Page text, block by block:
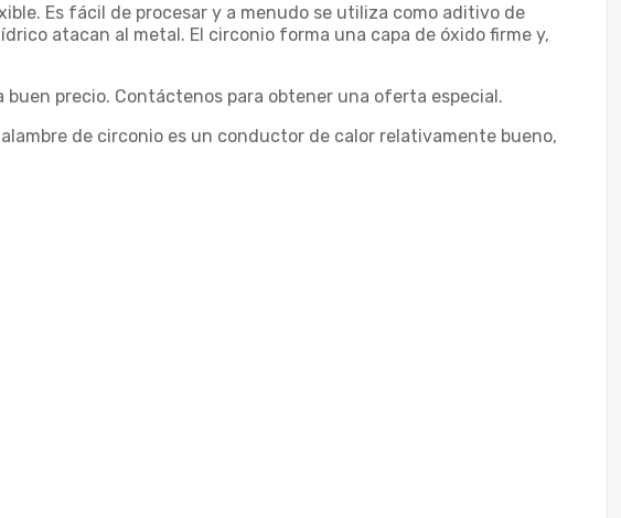
Es fácil de procesar y a menudo se utiliza como aditivo de
atacan al metal. El circonio forma una capa de óxido firme y,
buen precio. Contáctenos para obtener una oferta especial.
de circonio es un conductor de calor relativamente bueno,